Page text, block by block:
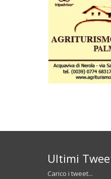
Ultimi
Carico i tweet...